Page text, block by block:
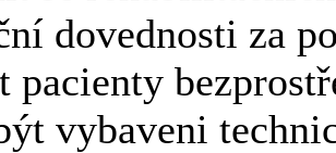
dovednosti za
pacienty
vybaveni